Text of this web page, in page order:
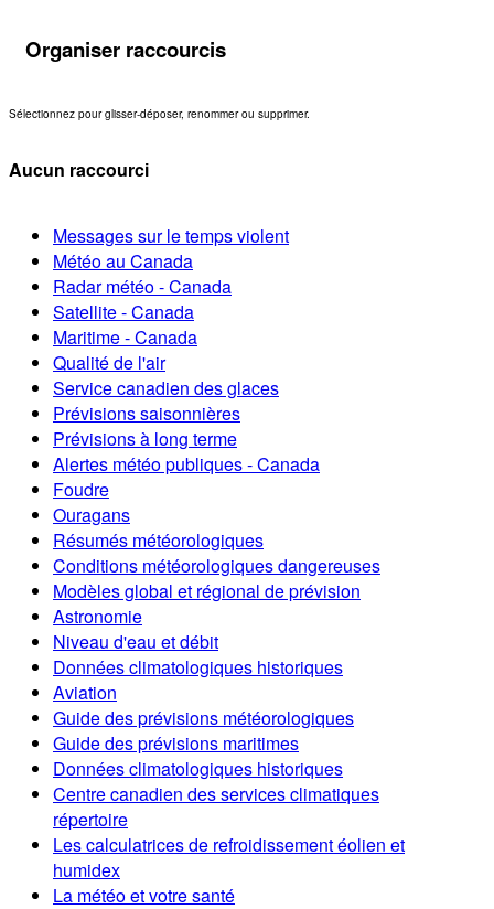
Organiser raccourcis
Sélectionnez pour glisser-déposer, renommer ou supprimer.
Aucun raccourci
Messages sur le temps violent
Météo au Canada
Radar météo - Canada
Satellite - Canada
Maritime - Canada
Qualité de l'air
Service canadien des glaces
Prévisions saisonnières
Prévisions à long terme
Alertes météo publiques - Canada
Foudre
Ouragans
Résumés météorologiques
Conditions météorologiques dangereuses
Modèles global et régional de prévision
Astronomie
Niveau d'eau et débit
Données climatologiques historiques
Aviation
Guide des prévisions météorologiques
Guide des prévisions maritimes
Données climatologiques historiques
Centre canadien des services climatiques
répertoire
Les calculatrices de refroidissement éolien et
humidex
La météo et votre santé